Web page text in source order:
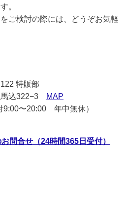
。
ご検討の際には、どうぞお気軽
特販部
馬込322−3
MAP
9:00〜20:00 年中無休）
問合せ（24時間365日受付）